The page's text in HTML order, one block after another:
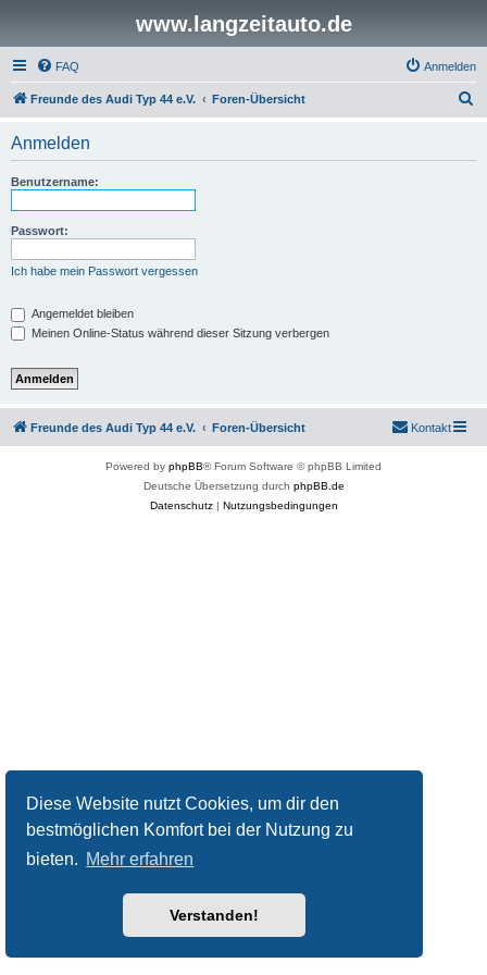
Diese Website nutzt Cookies, um dir den
bestmöglichen Komfort bei der Nutzung zu
bieten. Mehr erfahren
Verstanden!
www.langzeitauto.de
FAQ Anmelden
Freunde des Audi Typ 44 e.V. Foren-Übersicht
Anmelden
Benutzername:
Passwort:
Ich habe mein Passwort vergessen
Angemeldet bleiben
Meinen Online-Status während dieser Sitzung verbergen
Freunde des Audi Typ 44 e.V. Foren-Übersicht Kontakt
Powered by phpBB® Forum Software © phpBB Limited
Deutsche Übersetzung durch phpBB.de
Datenschutz| Nutzungsbedingungen